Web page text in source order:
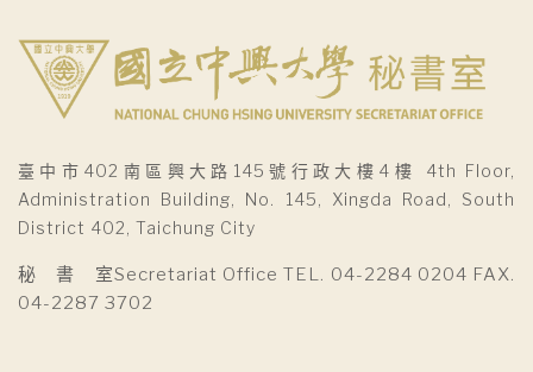
臺中市402南區興大路145號行政大樓4樓 4th Floor,
Administration Building, No. 145, Xingda Road, South
District 402, Taichung City
秘 書 室Secretariat Office TEL. 04-2284 0204 FAX.
04-2287 3702